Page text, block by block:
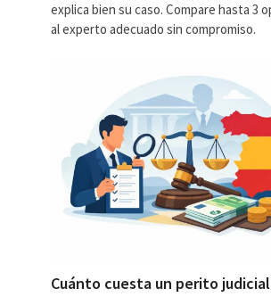
explica bien su caso. Compare hasta 3
al experto adecuado sin compromiso.
Cuánto cuesta un perito